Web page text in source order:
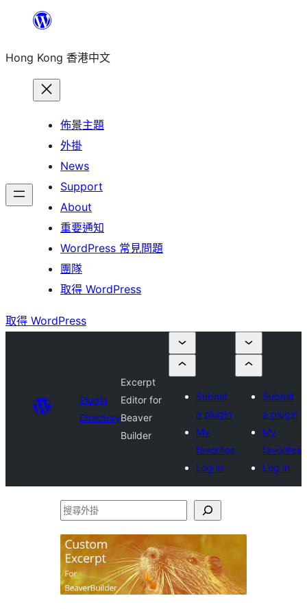
主
Hong Kong 香港中文
佈景主題
外掛
News
Support
About
重要通知
WordPress 常見問題
團隊
取得 WordPress
取得 WordPress
Plugin
Directory
Excerpt
Editor for
Beaver
Builder
Submit
a plugin
My
favorites
Log in
Submit
a plugin
My
favorites
Log in
搜
外
掛